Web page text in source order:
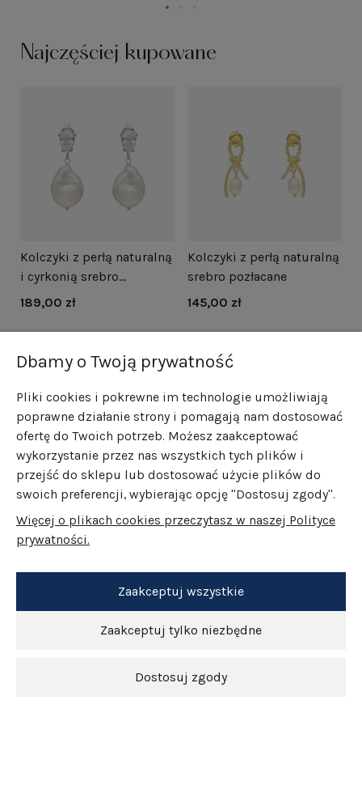
Najczęściej kupowane
Kolczyki z perłą naturalną
i cyrkonią srebro
rodowane
189,00 zł
Kolczyki z perłą naturalną
srebro pozłacane
145,00 zł
Dbamy o Twoją prywatność
Pliki cookies i pokrewne im technologie umożliwiają
poprawne działanie strony i pomagają nam dostosować
ofertę do Twoich potrzeb. Możesz zaakceptować
wykorzystanie przez nas wszystkich tych plików i
przejść do sklepu lub dostosować użycie plików do
swoich preferencji, wybierając opcję "Dostosuj zgody".
Więcej o plikach cookies przeczytasz w naszej Polityce
prywatności.
Zaakceptuj tylko niezbędne
Dostosuj zgody
Zaakceptuj wszystkie